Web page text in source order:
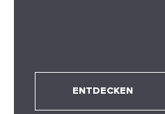
ENTDECKEN